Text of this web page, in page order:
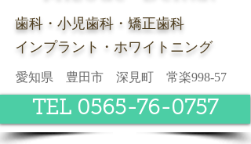
歯科・小児歯科・矯正歯科
インプラント・ホワイトニング
愛知県 豊田市 深見町 常楽998-57
TEL 0565-76-0757